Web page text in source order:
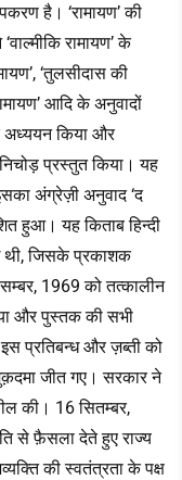
है। ‘रामायण’ की
रामायण’ के
‘तुलसीदास की
आदि के अनुवादों
अध्ययन किया और
प्रस्तुत किया। यह
अंग्रेज़ी अनुवाद ‘द
हुआ। यह किताब हिन्दी
थी, जिसके प्रकाशक
1969 को तत्कालीन
और पुस्तक की सभी
प्रतिबन्ध और ज़ब्ती को
मुक़दमा जीत गए। सरकार ने
की। 16 सितम्बर,
से फ़ैसला देते हुए राज्य
की स्वतंत्रता के पक्ष